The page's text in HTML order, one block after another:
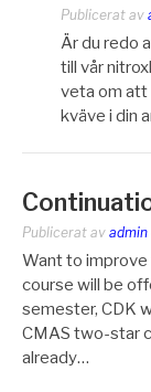
Publicerat av
Är du redo
till vår
veta om att
kväve i din
Publicerat av admin
Want to improve
course will be
semester, CDK
CMAS two-star
already…